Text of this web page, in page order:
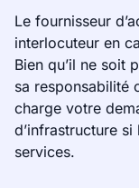
Le fournisseur
interlocuteur en
Bien qu’il ne soit
sa responsabilité
charge votre
d’infrastructure
services.